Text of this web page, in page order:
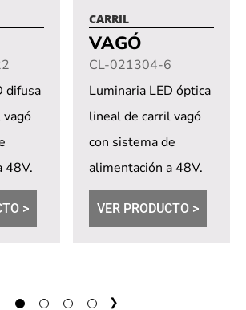
difusa
48V.
de...
>
CARRIL
VAGÓ
CL-021304-6
Luminaria LED óptica
lineal de carril vagó
con sistema de
alimentación a 48V.
Dimerización
opcional a través de...
VER PRODUCTO >
1 2 3 4 →